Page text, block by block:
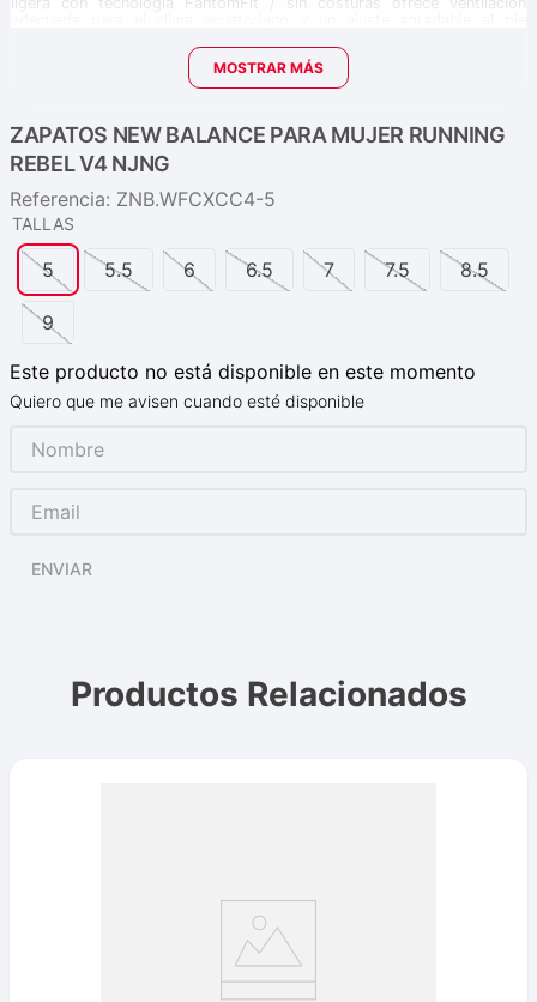
mejora la estabilidad para entrenamiento diario sin renunciar a un look
deportivo-urbano. Ideal para quienes desean un solo par que sirva
para rodar, trotar y caminar cómodamente por la ciudad, mientras
Perfecta para mujeres que realizan entrenamientos con ritmos
moderados, caminatas frecuentes o uso prolongado durante el
Dada la construcción más estable y base ancha, este modelo
ofrece mejor comodidad para superficies urbanas variadas y
diariamente.
Si buscas velocidad ultra-rápida o competición de
mantenimiento, quizá modelos más enfocados en rendimiento
Combínala con leggins, pantalón deportivo o jean casual-
Cuida la malla ventilada limpiando con cepillo suave y agua tibia;
evita secado al sol directo para preservar materiales y color
“NJNG”.
MOSTRAR MÁS
ZAPATOS NEW BALANCE PARA MUJER RUNNING
REBEL V4 NJNG
Referencia: ZNB.WFCXCC4-5
TALLAS
5 5.5 6 6.5 7 7.5 8.5
9
Este producto no está disponible en este momento
Quiero que me avisen cuando esté disponible
ENVIAR
Productos Relacionados